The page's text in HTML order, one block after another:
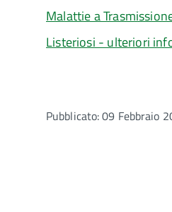
Malattie a
Listeriosi - ulteriori
Pubblicato: 09 Febbraio